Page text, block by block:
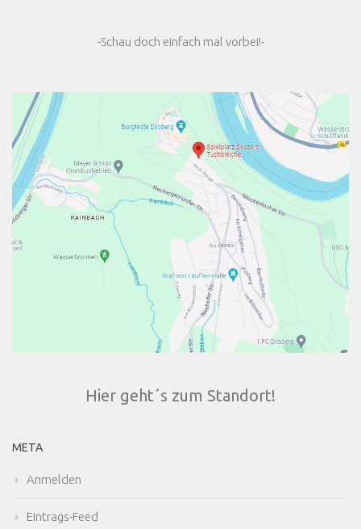
-Schau doch einfach mal vorbei!-
Hier geht´s zum Standort!
META
Anmelden
Eintrags-Feed